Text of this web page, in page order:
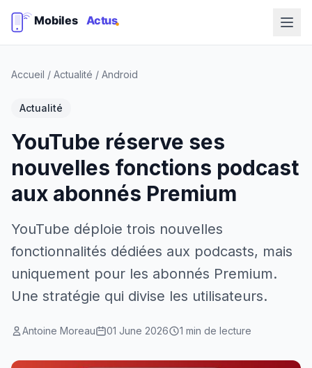
Accueil / Actualité / Android
Actualité
YouTube réserve ses
nouvelles fonctions podcast
aux abonnés Premium
YouTube déploie trois nouvelles
fonctionnalités dédiées aux podcasts, mais
uniquement pour les abonnés Premium.
Une stratégie qui divise les utilisateurs.
Antoine Moreau 01 June 2026 1 min de lecture